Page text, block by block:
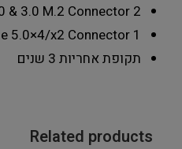
& 3.0 M.2 Connector 2
5.0×4/x2 Connector 1
תקופת אחריות 3 שנים
Related products